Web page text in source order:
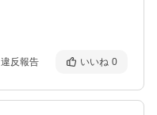
違反報告 いいね 0